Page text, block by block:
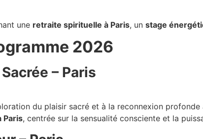
une retraite spirituelle à Paris, un stage
2026
– Paris
du plaisir sacré et à la reconnexion profonde
Paris, centrée sur la sensualité consciente et la